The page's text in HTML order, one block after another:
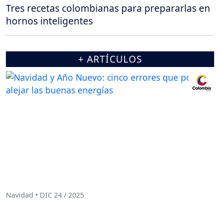
Tres recetas colombianas para prepararlas en
hornos inteligentes
+ ARTÍCULOS
Navidad • DIC 24 / 2025